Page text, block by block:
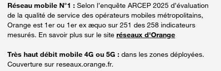
Réseau mobile N°1 : Selon l’enquête ARCEP 2025 d’évaluation
de la qualité de service des opérateurs mobiles métropolitains,
Orange est 1er ou 1er ex æquo sur 251 des 258 indicateurs
mesurés. En savoir plus sur le site réseaux d'Orange
Très haut débit mobile 4G ou 5G : dans les zones déployées.
Couverture sur reseaux.orange.fr.